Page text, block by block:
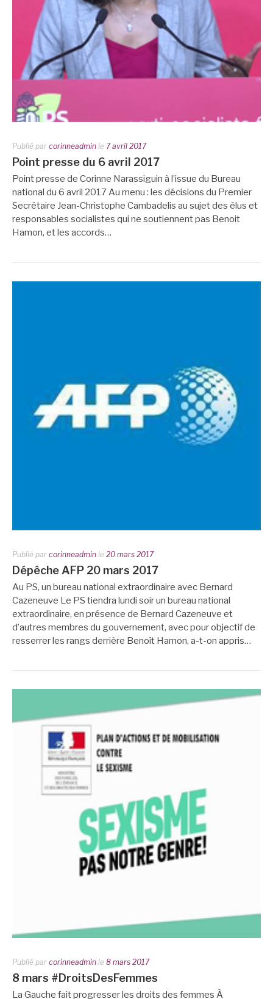
Publié par corinneadmin le 7 avril 2017
Point presse du 6 avril 2017
Point presse de Corinne Narassiguin à l’issue du Bureau
national du 6 avril 2017 Au menu : les décisions du Premier
Secrétaire Jean-Christophe Cambadelis au sujet des élus et
responsables socialistes qui ne soutiennent pas Benoit
Hamon, et les accords…
Publié par corinneadmin le 20 mars 2017
Dépêche AFP 20 mars 2017
Au PS, un bureau national extraordinaire avec Bernard
Cazeneuve Le PS tiendra lundi soir un bureau national
extraordinaire, en présence de Bernard Cazeneuve et
d’autres membres du gouvernement, avec pour objectif de
resserrer les rangs derrière Benoît Hamon, a-t-on appris…
Publié par corinneadmin le 8 mars 2017
8 mars #DroitsDesFemmes
La Gauche fait progresser les droits des femmes À